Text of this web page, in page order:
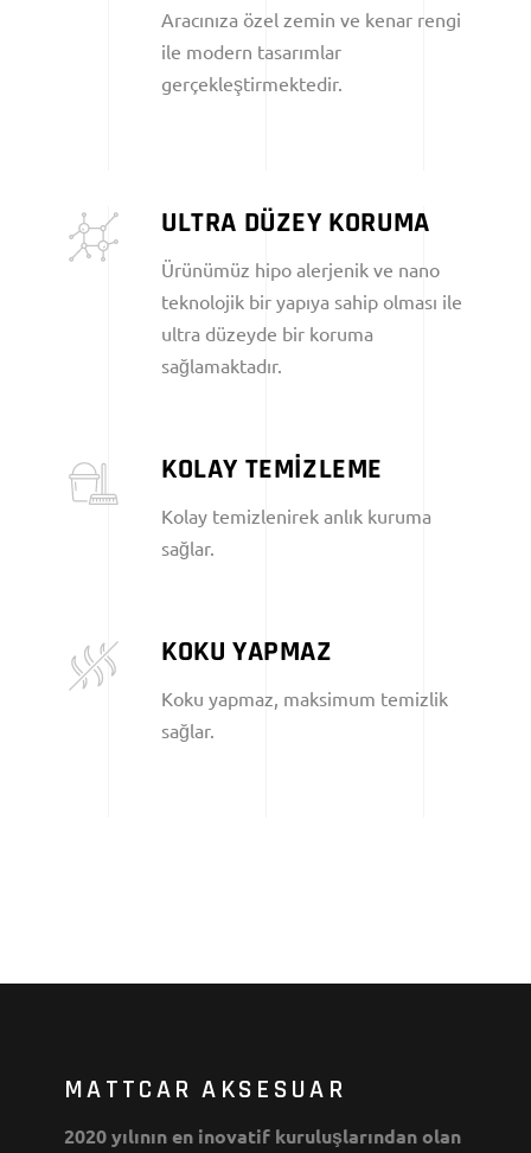
Aracınıza özel zemin ve kenar rengi
ile modern tasarımlar
gerçekleştirmektedir.
ULTRA DÜZEY KORUMA
Ürünümüz hipo alerjenik ve nano
teknolojik bir yapıya sahip olması ile
ultra düzeyde bir koruma
sağlamaktadır.
KOLAY TEMİZLEME
Kolay temizlenirek anlık kuruma
sağlar.
KOKU YAPMAZ
Koku yapmaz, maksimum temizlik
sağlar.
MATTCAR AKSESUAR
2020 yılının en inovatif kuruluşlarından olan